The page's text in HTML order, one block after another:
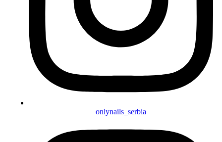
onlynails_serbia